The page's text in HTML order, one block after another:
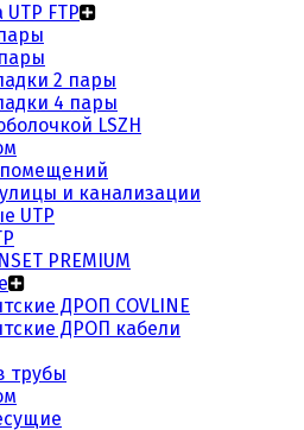
FTP
2 пары
4 пары
LSZH
и канализации
UTP
PREMIUM
ДРОП COVLINE
ДРОП кабели
трубы